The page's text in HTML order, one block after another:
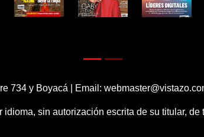
734 y Boyacá | Email:
sin autorización escrita de su titular, de